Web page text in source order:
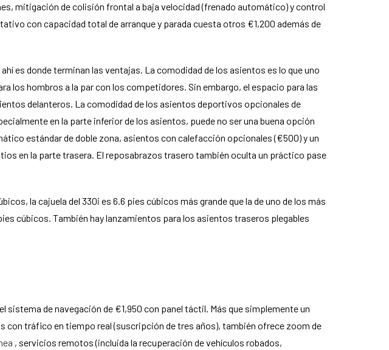
mitigación de colisión frontal a baja velocidad (frenado automático) y control
con capacidad total de arranque y parada cuesta otros €1,200 además de
es donde terminan las ventajas. La comodidad de los asientos es lo que uno
los hombros a la par con los competidores. Sin embargo, el espacio para las
delanteros. La comodidad de los asientos deportivos opcionales de
en la parte inferior de los asientos, puede no ser una buena opción
estándar de doble zona, asientos con calefacción opcionales (€500) y un
en la parte trasera. El reposabrazos trasero también oculta un práctico pase
la cajuela del 330i es 6.6 pies cúbicos más grande que la de uno de los más
cúbicos. También hay lanzamientos para los asientos traseros plegables
sistema de navegación de €1,950 con panel táctil. Más que simplemente un
con tráfico en tiempo real (suscripción de tres años), también ofrece zoom de
, servicios remotos (incluida la recuperación de vehículos robados,